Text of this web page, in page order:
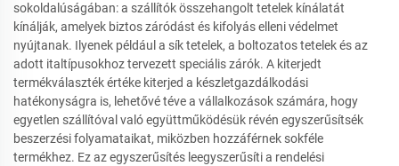
sokoldalúságában: a szállítók összehangolt tetelek kínálatát
kínálják, amelyek biztos záródást és kifolyás elleni védelmet
nyújtanak. Ilyenek például a sík tetelek, a boltozatos tetelek és az
adott italtípusokhoz tervezett speciális zárók. A kiterjedt
termékválaszték értéke kiterjed a készletgazdálkodási
hatékonyságra is, lehetővé téve a vállalkozások számára, hogy
egyetlen szállítóval való együttműködésük révén egyszerűsítsék
beszerzési folyamataikat, miközben hozzáférnek sokféle
termékhez. Ez az egyszerűsítés leegyszerűsíti a rendelési